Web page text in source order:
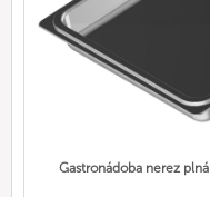
Gastronádoba nerez plná